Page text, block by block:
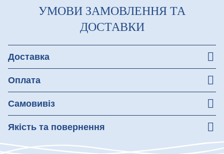
УМОВИ ЗАМОВЛЕННЯ ТА
ДОСТАВКИ
Доставка
Незабаром ми подбаємо про зручну доставку для вас!
Оплата
Самовивіз
ви без турбот донесли його додому.
Якість та повернення
Гарантуємо якість усіх страв. При отриманні перевірте